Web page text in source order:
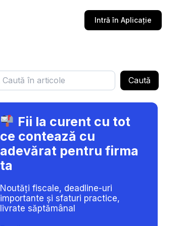
Intră în Aplicație
Caută
Fii la curent cu tot
ce contează cu
adevărat pentru firma
ta
Noutăți fiscale, deadline-uri
importante și sfaturi practice,
livrate săptămânal